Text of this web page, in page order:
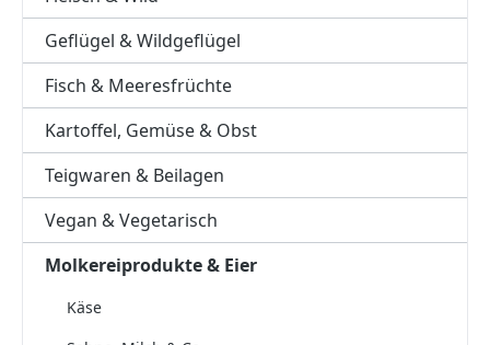
Geflügel & Wildgeflügel
Fisch & Meeresfrüchte
Kartoffel, Gemüse & Obst
Teigwaren & Beilagen
Vegan & Vegetarisch
Molkereiprodukte & Eier
Käse